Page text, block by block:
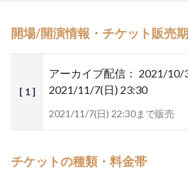
開場/開演情報・チケット販売
[ 1 ]
アーカイブ配信： 2021/10/
2021/11/7(日) 23:30
2021/11/7(日) 22:30まで販売
チケットの種類・料金帯